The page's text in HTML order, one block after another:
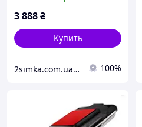
Bluetooth Android
3 888₴
Купить
2simka.com.ua - Интернет магазин товаров для дома 100%